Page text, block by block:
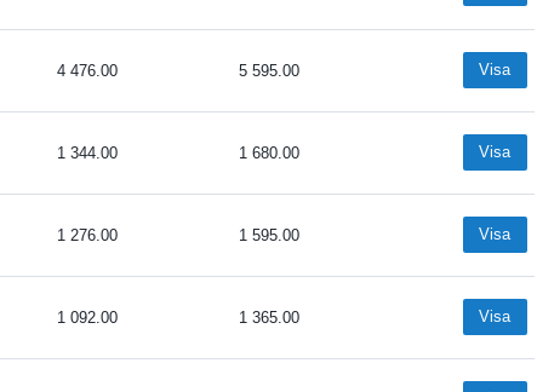
4 476.00 5 595.00 Visa
1 344.00 1 680.00 Visa
1 276.00 1 595.00 Visa
1 092.00 1 365.00 Visa